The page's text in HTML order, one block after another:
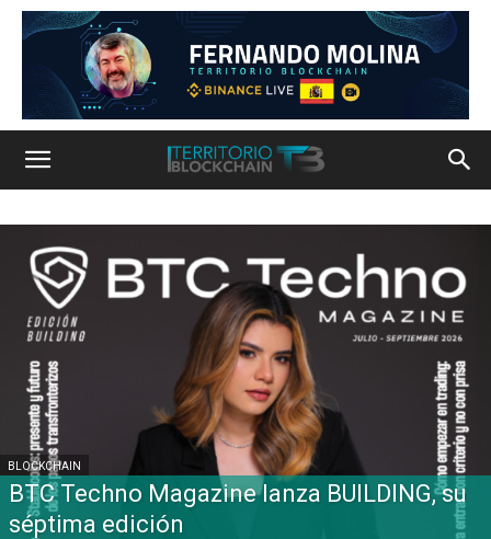
BLOCKCHAIN
BTC Techno Magazine lanza BUILDING, su
séptima edición